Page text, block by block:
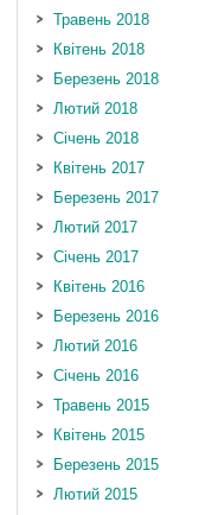
Травень 2018
Квітень 2018
Березень 2018
Лютий 2018
Січень 2018
Квітень 2017
Березень 2017
Лютий 2017
Січень 2017
Квітень 2016
Березень 2016
Лютий 2016
Січень 2016
Травень 2015
Квітень 2015
Березень 2015
Лютий 2015